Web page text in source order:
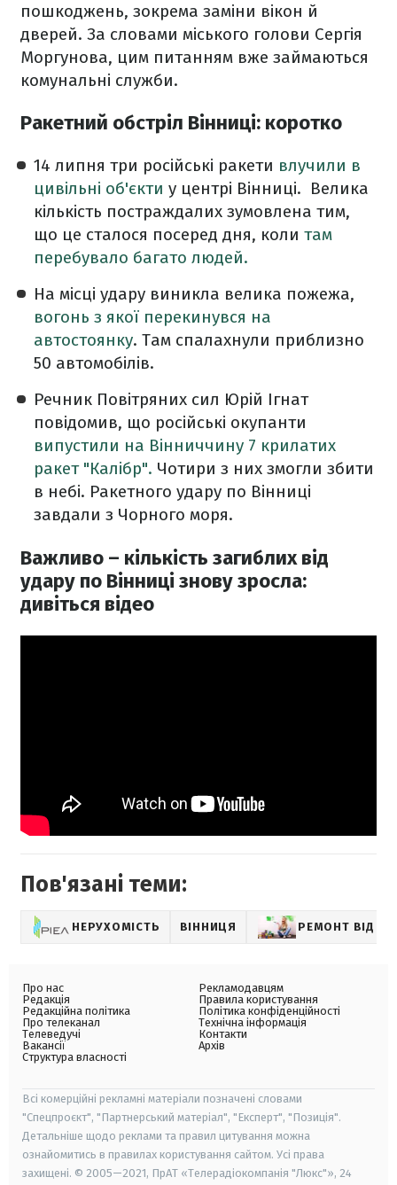
пошкоджень, зокрема заміни вікон й
дверей. За словами міського голови Сергія
Моргунова, цим питанням вже займаються
комунальні служби.
Ракетний обстріл Вінниці: коротко
14 липня три російські ракети влучили в
цивільні об'єкти у центрі Вінниці. Велика
кількість постраждалих зумовлена тим,
що це сталося посеред дня, коли там
перебувало багато людей.
На місці удару виникла велика пожежа,
вогонь з якої перекинувся на
автостоянку. Там спалахнули приблизно
50 автомобілів.
Речник Повітряних сил Юрій Ігнат
повідомив, що російські окупанти
випустили на Вінниччину 7 крилатих
ракет "Калібр". Чотири з них змогли збити
в небі. Ракетного удару по Вінниці
завдали з Чорного моря.
Важливо – кількість загиблих від
удару по Вінниці знову зросла:
дивіться відео
Пов'язані теми:
НЕРУХОМІСТЬ ВІННИЦЯ РЕМОНТ ВІД А
Про нас
Редакція
Редакційна політика
Про телеканал
Телеведучі
Вакансії
Структура власності
Рекламодавцям
Правила користування
Політика конфіденційності
Технічна інформація
Контакти
Архів
Всі комерційні рекламні матеріали позначені словами
"Спецпроєкт", "Партнерський матеріал", "Експерт", "Позиція".
Детальніше щодо реклами та правил цитування можна
ознайомитись в правилах користування сайтом. Усі права
захищені. © 2005—2021, ПрАТ «Телерадіокомпанія "Люкс"», 24